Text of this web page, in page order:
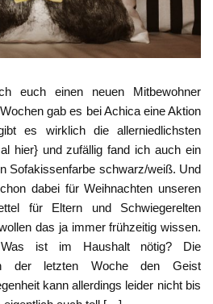
euch einen neuen Mitbewohner
gab es bei Achica eine Aktion
es wirklich die allerniedlichsten
hier} und zufällig fand ich auch ein
Sofakissenfarbe schwarz/weiß. Und
dabei für Weihnachten unseren
für Eltern und Schwiegerelten
das ja immer frühzeitig wissen.
ist im Haushalt nötig? Die
der letzten Woche den Geist
kann allerdings leider nicht bis